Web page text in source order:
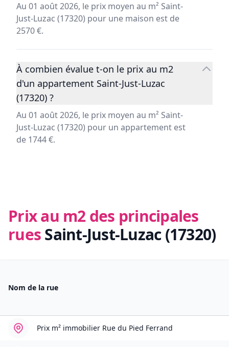
Au 01 août 2026, le prix moyen au m² Saint-
Just-Luzac (17320) pour une maison est de
2570 €.
À combien évalue t-on le prix au m2
d'un appartement Saint-Just-Luzac
(17320) ?
Au 01 août 2026, le prix moyen au m² Saint-
Just-Luzac (17320) pour un appartement est
de 1744 €.
Prix au m2 des principales
ruesSaint-Just-Luzac (17320)
Nom de la rue
Prix m² immobilier Rue du Pied Ferrand